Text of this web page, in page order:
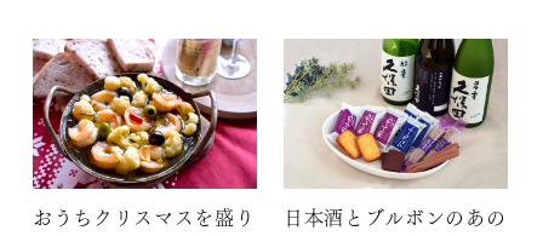
おうちクリスマスを盛り
日本酒とブルボンのあの